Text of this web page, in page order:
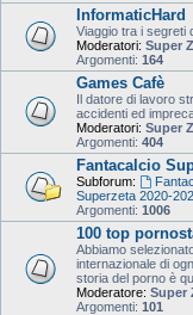
InformaticHard
Viaggio tra i segreti
Moderatori: Super
Argomenti: 164
Games Cafè
Il datore di lavoro
accidenti ed
Moderatori: Super
Argomenti: 404
Fantacalcio
Subforum:
Superzeta 2020-
Argomenti: 1006
100 top
Abbiamo
internazionale di
storia del porno è
Moderatore: Super
Argomenti: 101